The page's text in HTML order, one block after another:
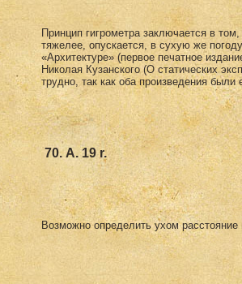
Принцип гигрометра заключается в
тяжелее, опускается, в сухую же
«Архитектуре» (первое печатное
Николая Кузанского (О статических
трудно, так как оба произведения были
70. А. 19 r.
Возможно определить ухом